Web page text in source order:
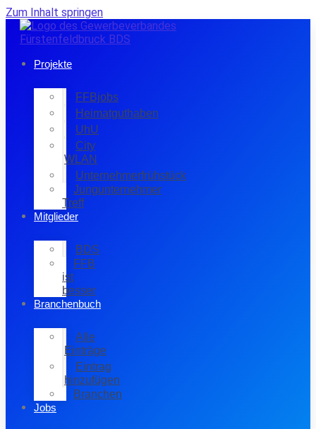
Zum Inhalt springen
Projekte
FFBjobs
Heimatguthaben
UhU
City
WLAN
Unternehmerfrühstück
Jungunternehmer
Treff
Mitglieder
BDS
FFB
ist
besser
Branchenbuch
Alle
Einträge
Eintrag
hinzufügen
Branchen
Jobs